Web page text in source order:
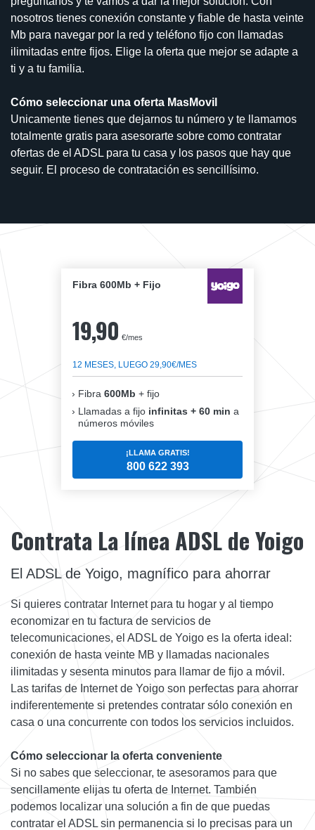
nosotros tienes conexión constante y fiable de hasta veinte
Mb para navegar por la red y teléfono fijo con llamadas
ilimitadas entre fijos. Elige la oferta que mejor se adapte a
ti y a tu familia.
Cómo seleccionar una oferta MasMovil
Unicamente tienes que dejarnos tu número y te llamamos
totalmente gratis para asesorarte sobre como contratar
ofertas de el ADSL para tu casa y los pasos que hay que
seguir. El proceso de contratación es sencillísimo.
Fibra 600Mb + Fijo
19,90 €/mes
12 MESES, LUEGO 29,90€/MES
Fibra 600Mb + fijo
Llamadas a fijo infinitas + 60 min a
números móviles
¡LLAMA GRATIS!
800 622 393
Contrata La línea ADSL de Yoigo
El ADSL de Yoigo, magnífico para ahorrar
Si quieres contratar Internet para tu hogar y al tiempo
economizar en tu factura de servicios de
telecomunicaciones, el ADSL de Yoigo es la oferta ideal:
conexión de hasta veinte MB y llamadas nacionales
ilimitadas y sesenta minutos para llamar de fijo a móvil.
Las tarifas de Internet de Yoigo son perfectas para ahorrar
indiferentemente si pretendes contratar sólo conexión en
casa o una concurrente con todos los servicios incluidos.
Cómo seleccionar la oferta conveniente
Si no sabes que seleccionar, te asesoramos para que
sencillamente elijas tu oferta de Internet. También
podemos localizar una solución a fin de que puedas
contratar el ADSL sin permanencia si lo precisas para un